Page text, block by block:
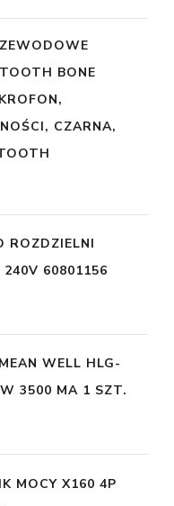
BONE
CZARNA,
ROZDZIELNI
60801156
WELL HLG-
3500 MA 1 SZT.
MOCY X160 4P